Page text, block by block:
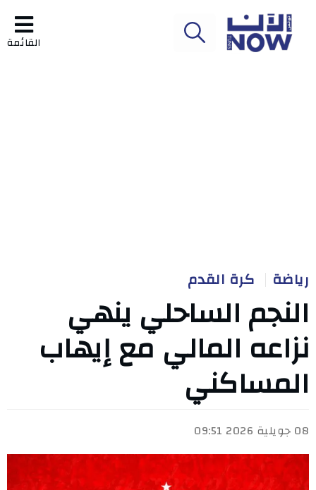
القائمة
رياضة كرة القدم
النجم الساحلي ينهي
نزاعه المالي مع إيهاب
المساكني
08 جويلية 2026 09:51